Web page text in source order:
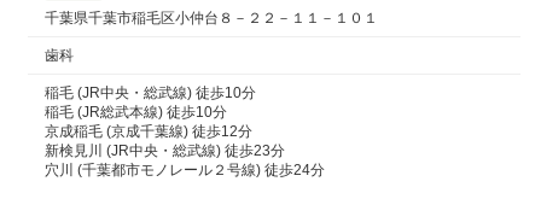
千葉県千葉市稲毛区小仲台８－２２－１１－１０１
歯科
稲毛 (JR中央・総武線) 徒歩10分
稲毛 (JR総武本線) 徒歩10分
京成稲毛 (京成千葉線) 徒歩12分
新検見川 (JR中央・総武線) 徒歩23分
穴川 (千葉都市モノレール２号線) 徒歩24分